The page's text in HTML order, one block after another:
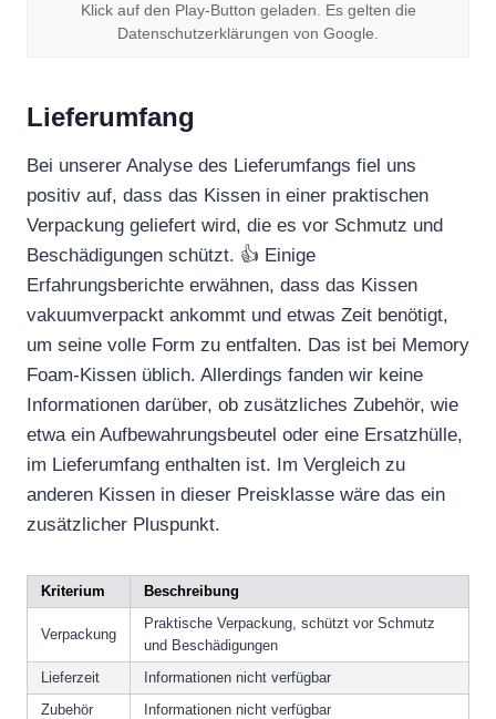
Klick auf den Play-Button geladen. Es gelten die
Datenschutzerklärungen von Google.
Lieferumfang
Bei unserer Analyse des Lieferumfangs fiel uns
positiv auf, dass das Kissen in einer praktischen
Verpackung geliefert wird, die es vor Schmutz und
Beschädigungen schützt. 👍 Einige
Erfahrungsberichte erwähnen, dass das Kissen
vakuumverpackt ankommt und etwas Zeit benötigt,
um seine volle Form zu entfalten. Das ist bei Memory
Foam-Kissen üblich. Allerdings fanden wir keine
Informationen darüber, ob zusätzliches Zubehör, wie
etwa ein Aufbewahrungsbeutel oder eine Ersatzhülle,
im Lieferumfang enthalten ist. Im Vergleich zu
anderen Kissen in dieser Preisklasse wäre das ein
zusätzlicher Pluspunkt.
Kriterium Beschreibung
Verpackung
Praktische Verpackung, schützt vor Schmutz
und Beschädigungen
Lieferzeit
Informationen nicht verfügbar
Zubehör
Informationen nicht verfügbar